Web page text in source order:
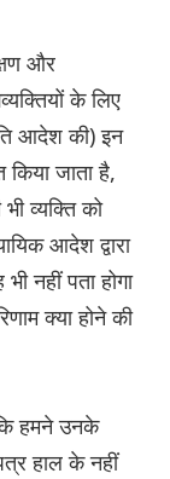
और
के लिए
आदेश की) इन
किया जाता है,
व्यक्ति को
आदेश द्वारा
नहीं पता होगा
क्या होने की
हमने उनके
हाल के नहीं